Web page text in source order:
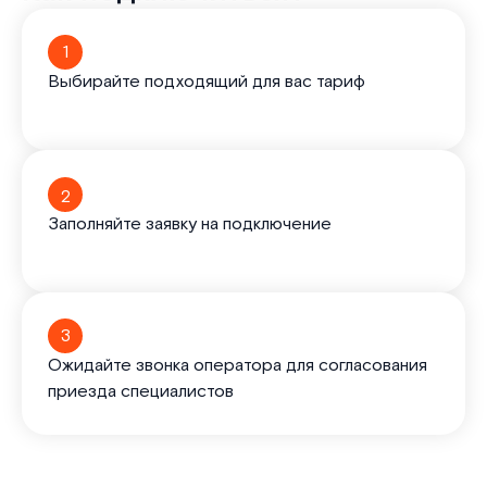
1
Выбирайте подходящий для вас тариф
2
Заполняйте заявку на подключение
3
Ожидайте звонка оператора для согласования
приезда специалистов